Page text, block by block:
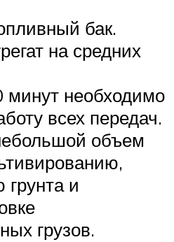
бак.
на средних
минут необходимо
всех передач.
объем
и
грузов.